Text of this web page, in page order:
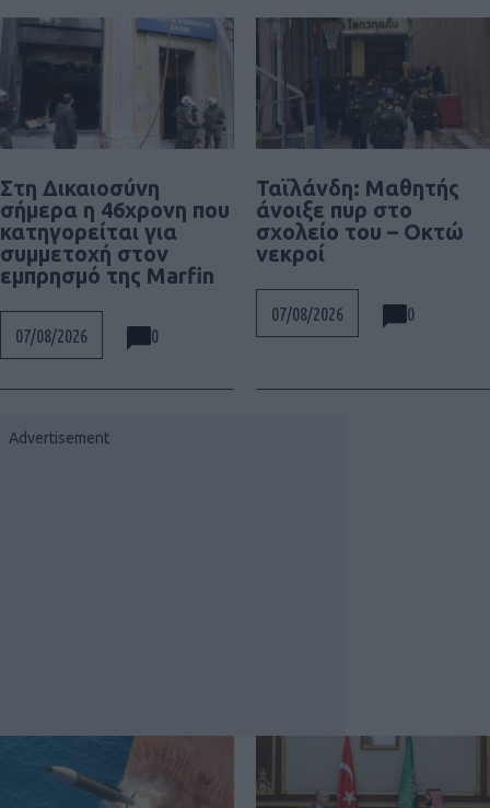
Στη Δικαιοσύνη
σήμερα η 46χρονη που
κατηγορείται για
συμμετοχή στον
εμπρησμό της Marfin
07/08/2026 0
Ταϊλάνδη: Μαθητής
άνοιξε πυρ στο
σχολείο του – Οκτώ
νεκροί
07/08/2026 0